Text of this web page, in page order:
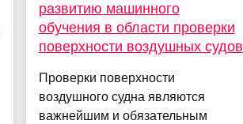
развитию машинного
обучения в области проверки
поверхности воздушных судов
Проверки поверхности
воздушного судна являются
важнейшим и обязательным